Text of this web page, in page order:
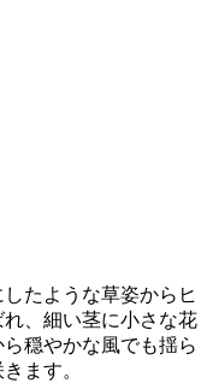
たような草姿からヒ
、細い茎に小さな花
穏やかな風でも揺ら
ます。